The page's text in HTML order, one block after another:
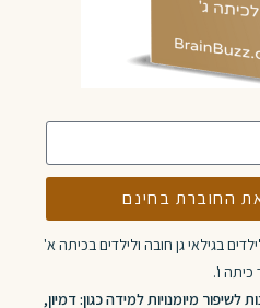
החוברת בחינם
בגילאי גן חובה ולילדים בכיתה א'
כיתה ו'.
לשיפור מיומנויות למידה כגון: דמיון,